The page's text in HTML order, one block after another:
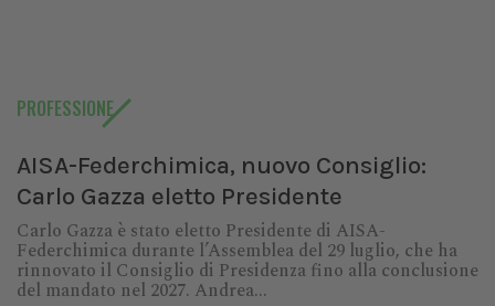
PROFESSIONE
AISA-Federchimica, nuovo Consiglio:
Carlo Gazza eletto Presidente
Carlo Gazza è stato eletto Presidente di AISA-
Federchimica durante l’Assemblea del 29 luglio, che ha
rinnovato il Consiglio di Presidenza fino alla conclusione
del mandato nel 2027. Andrea...